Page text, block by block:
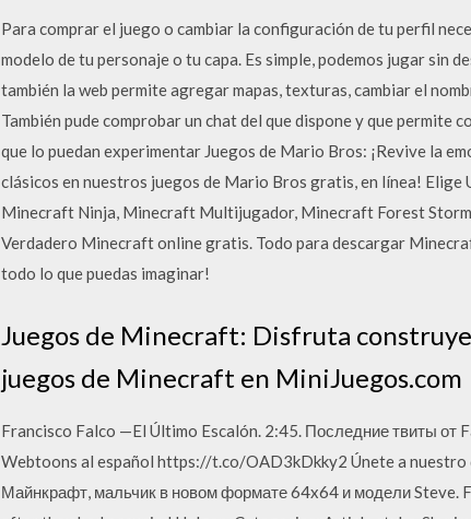
Para comprar el juego o cambiar la configuración de tu perfil
modelo de tu personaje o tu capa. Es simple, podemos jugar
también la web permite agregar mapas, texturas, cambiar el
También pude comprobar un chat del que dispone y que
que lo puedan experimentar Juegos de Mario Bros: ¡Revive la
clásicos en nuestros juegos de Mario Bros gratis, en línea!
Minecraft Ninja, Minecraft Multijugador, Minecraft Forest
Verdadero Minecraft online gratis. Todo para descargar
todo lo que puedas imaginar!
Juegos de Minecraft: Disfruta
juegos de Minecraft en MiniJuegos.com
Francisco Falco —El Último Escalón. 2:45. Последние твиты от
Webtoons al español https://t.co/OAD3kDkky2 Únete a
Майнкрафт, мальчик в новом формате 64x64 и модели Steve.